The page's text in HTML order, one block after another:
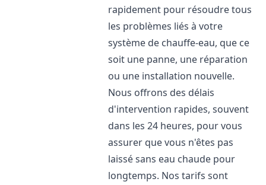
rapidement pour résoudre tous
les problèmes liés à votre
système de chauffe-eau, que ce
soit une panne, une réparation
ou une installation nouvelle.
Nous offrons des délais
d'intervention rapides, souvent
dans les 24 heures, pour vous
assurer que vous n'êtes pas
laissé sans eau chaude pour
longtemps. Nos tarifs sont